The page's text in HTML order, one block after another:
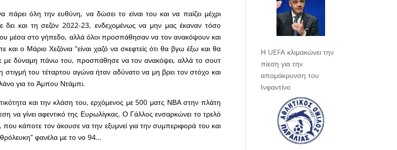
όλη την ευθύνη, να δώσει το είναι του και να παίζει μέχρι
δει και τη σεζόν 2022-23, ενδεχομένως να μην μας έκαναν τόσο
μέσα στο γήπεδο, αλλά όλοι προσπάθησαν να τον ανακόψουν και
ο Μάριο Χεζόνια “είναι χαζό να σκεφτείς ότι θα βγω έξω και θα
δύναμη πάνω του, προσπάθησε να τον ανακόψει, αλλά το σουτ
στιγμή του τέταρτου αγώνα ήταν αδύνατο να μη βρει τον στόχο και
για το Άμπου Ντάμπι.
και την κλάση του, ερχόμενος με 500 ματς ΝΒΑ στην πλάτη
να γίνει αφεντικό της Ευρωλίγκας. Ο Γάλλος ενσαρκώνει το τρελό
που κάποτε τον άκουσε να την εξυμνεί για την συμπεριφορά του και
φανέλα με το νο 94…
Η UEFA κλιμακώνει την
πίεση για την
απομάκρυνση του
Ινφαντίνο